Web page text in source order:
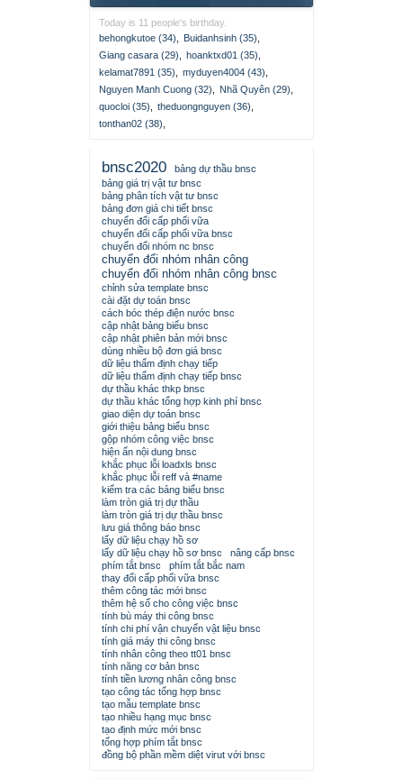
Today is 11 people's birthday.
behongkutoe (34)
Buidanhsinh (35)
Giang casara (29)
hoanktxd01 (35)
kelamat7891 (35)
myduyen4004 (43)
Nguyen Manh Cuong (32)
Nhã Quyên (29)
quocloi (35)
theduongnguyen (36)
tonthan02 (38)
bnsc2020
bảng dự thầu bnsc
bảng giá trị vật tư bnsc
bảng phân tích vật tư bnsc
bảng đơn giá chi tiết bnsc
chuyển đổi cấp phối vữa
chuyển đổi cấp phối vữa bnsc
chuyển đổi nhóm nc bnsc
chuyển đổi nhóm nhân công
chuyển đổi nhóm nhân công bnsc
chỉnh sửa template bnsc
cài đặt dự toán bnsc
cách bóc thép điện nước bnsc
cập nhật bảng biểu bnsc
cập nhật phiên bản mới bnsc
dùng nhiều bộ đơn giá bnsc
dữ liệu thẩm định chạy tiếp
dữ liệu thẩm định chạy tiếp bnsc
dự thầu khác thkp bnsc
dự thầu khác tổng hợp kinh phí bnsc
giao diện dự toán bnsc
giới thiệu bảng biểu bnsc
gộp nhóm công việc bnsc
hiện ẩn nội dung bnsc
khắc phục lỗi loadxls bnsc
khắc phục lỗi reff và #name
kiểm tra các bảng biểu bnsc
làm tròn giá trị dự thầu
làm tròn giá trị dự thầu bnsc
lưu giá thông báo bnsc
lấy dữ liệu chạy hồ sơ
lấy dữ liệu chạy hồ sơ bnsc
nâng cấp bnsc
phím tắt bnsc
phím tắt bắc nam
thay đổi cấp phối vữa bnsc
thêm công tác mới bnsc
thêm hệ số cho công việc bnsc
tính bù máy thi công bnsc
tính chi phí vận chuyển vật liệu bnsc
tính giá máy thi công bnsc
tính nhân công theo tt01 bnsc
tính năng cơ bản bnsc
tính tiền lương nhân công bnsc
tạo công tác tổng hợp bnsc
tạo mẫu template bnsc
tạo nhiều hạng mục bnsc
tạo định mức mới bnsc
tổng hợp phím tắt bnsc
đồng bộ phần mềm diệt virut với bnsc